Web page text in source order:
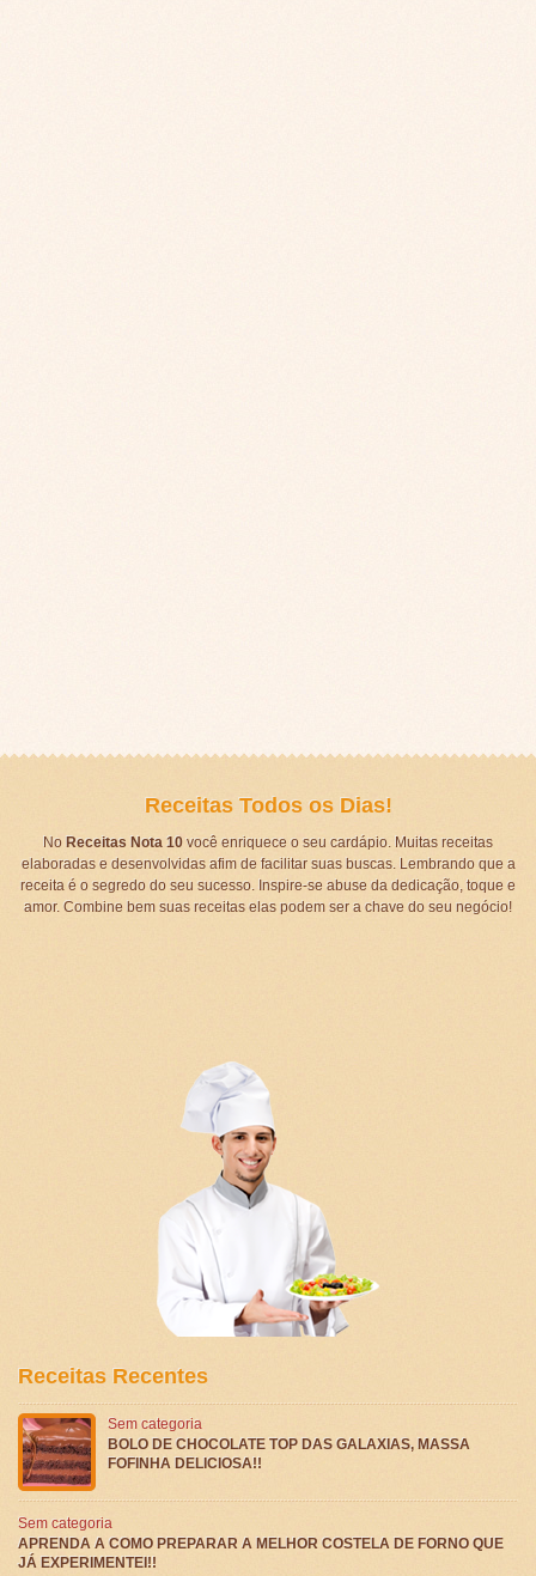
Receitas Todos os Dias!
No Receitas Nota 10você enriquece o seu cardápio. Muitas receitas
elaboradas e desenvolvidas afim de facilitar suas buscas. Lembrando que a
receita é o segredo do seu sucesso. Inspire-se abuse da dedicação, toque e
amor. Combine bem suas receitas elas podem ser a chave do seu negócio!
Receitas Recentes
Sem categoria
BOLO DE CHOCOLATE TOP DAS GALAXIAS, MASSA
FOFINHA DELICIOSA!!
Sem categoria
APRENDA A COMO PREPARAR A MELHOR COSTELA DE FORNO QUE
JÁ EXPERIMENTEI!!